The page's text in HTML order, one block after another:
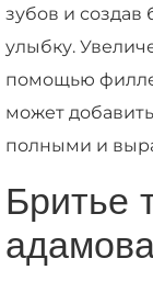
зубов и
улыбку.
помощью
может
полными и
Бритье